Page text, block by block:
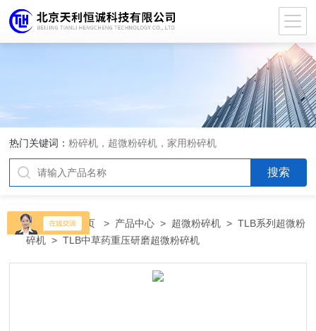
热门关键词：粉碎机，超微粉碎机，家用粉碎机
当前位置：首页 > 产品中心 > 超微粉碎机 >TLB系列超微粉
碎机 > TLB中草药重压研磨超微粉碎机